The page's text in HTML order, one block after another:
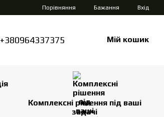
Порівняння Бажання Вхід
+380964337375 Мій кошик
Комплексні рішення під ваші
задачі